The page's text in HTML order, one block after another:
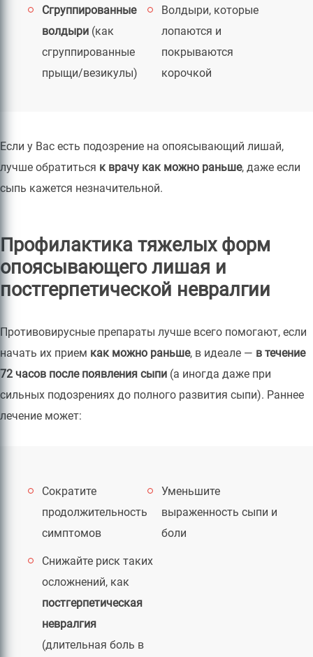
Сгруппированные
волдыри (как
сгруппированные
прыщи/везикулы)
Волдыри, которые
лопаются и
покрываются
корочкой
Если у Вас есть подозрение на опоясывающий лишай,
лучше обратиться к врачу как можно раньше, даже если
сыпь кажется незначительной.
Профилактика тяжелых форм
опоясывающего лишая и
постгерпетической невралгии
Противовирусные препараты лучше всего помогают, если
начать их прием как можно раньше, в идеале — в течение
72 часов после появления сыпи (а иногда даже при
сильных подозрениях до полного развития сыпи). Раннее
лечение может:
Сократите
продолжительность
симптомов
Уменьшите
выраженность сыпи и
боли
Снижайте риск таких
осложнений, как
постгерпетическая
невралгия
(длительная боль в